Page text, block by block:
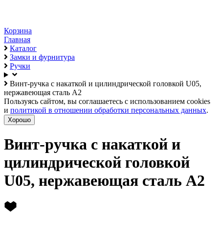
Корзина
Главная
Каталог
Замки и фурнитура
Ручки
Винт-ручка с накаткой и цилиндрической головкой U05,
нержавеющая сталь А2
Пользуясь сайтом, вы соглашаетесь с использованием cookies
и политикой в отношении обработки персональных данных.
Хорошо
Винт-ручка с накаткой и
цилиндрической головкой
U05, нержавеющая сталь А2